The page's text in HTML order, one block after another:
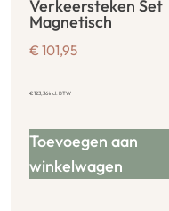
Verkeersteken Set
Magnetisch
€ 101,95
€123,36incl. BTW
Toevoegen aan
winkelwagen